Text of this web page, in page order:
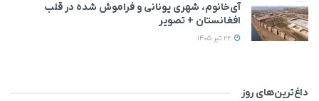
آی‌خانوم، شهری یونانی و فراموش شده در قلب
افغانستان + تصویر
داغ‌ترین‌های روز